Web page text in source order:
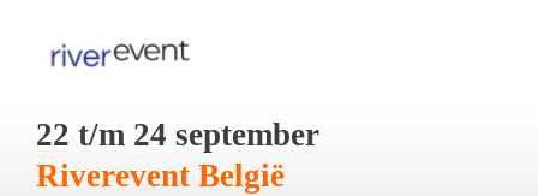
22 t/m 24 september
Riverevent België